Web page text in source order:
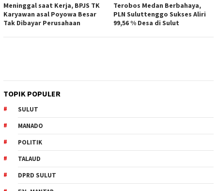
Meninggal saat Kerja, BPJS TK
Karyawan asal Poyowa Besar
Tak Dibayar Perusahaan
Terobos Medan Berbahaya,
PLN Suluttenggo Sukses Aliri
99,56 % Desa di Sulut
TOPIK POPULER
SULUT
MANADO
POLITIK
TALAUD
DPRD SULUT